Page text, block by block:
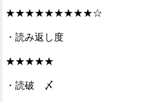
★★★★★★★★★☆
・読み返し度
★★★★★
・読破 〆